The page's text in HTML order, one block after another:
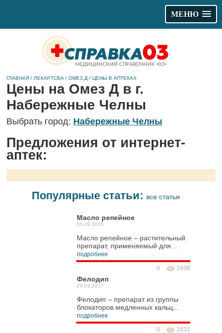
МЕНЮ
ГЛАВНАЯ / ЛЕКАРТСВА /ОМЕЗ Д /ЦЕНЫ В АПТЕКАХ
Цены на Омез Д в г.
Набережные Челны
Выбрать город: Набережные Челны
Предложения от интернет-
аптек:
Популярные статьи: все статьи
Масло репейное
05.09.2015
Масло репейное – растительный
препарат, применяемый для...
подробнее
3498
0
Фелодип
23.03.2017
Фелодип – препарат из группы
блокаторов медленных кальц...
подробнее
2832
0